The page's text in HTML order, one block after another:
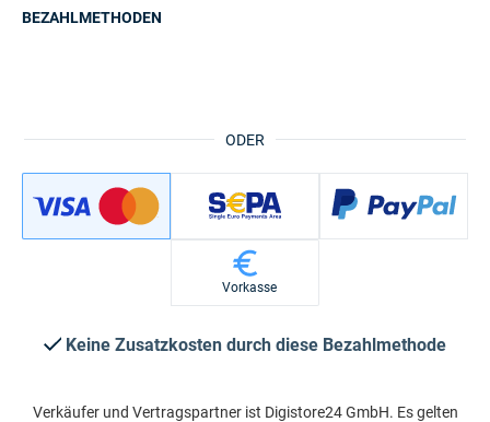
ODER
BEZAHLMETHODEN
Vorkasse
Keine Zusatzkosten durch diese Bezahlmethode
Verkäufer und Vertragspartner ist Digistore24 GmbH. Es gelten